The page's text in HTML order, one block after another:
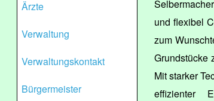
Ärzte
Verwaltung
Verwaltungskontakt
Bürgermeister
und flexibel
zum
Grundstücke
Mit starker
effizienter